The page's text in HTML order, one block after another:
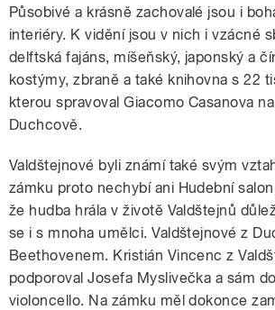
Působivé a krásně zachovalé jsou i
interiéry. K vidění jsou v nich i vzácné
delftská fajáns, míšeňský, japonský a
kostýmy, zbraně a také knihovna s 22
kterou spravoval Giacomo Casanova
Duchcově.
Valdštejnové byli známí také svým
zámku proto nechybí ani Hudební
že hudba hrála v životě Valdštejnů
se i s mnoha umělci. Valdštejnové z
Beethovenem. Kristián Vincenc z
podporoval Josefa Myslivečka a sám
violoncello. Na zámku měl dokonce